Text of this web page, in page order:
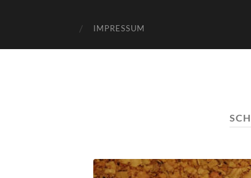
IMPRESSUM